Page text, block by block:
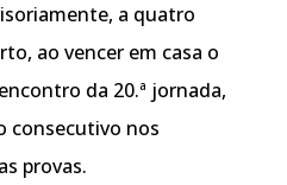
a quatro
ao vencer em casa o
da 20.ª jornada,
consecutivo nos
provas.